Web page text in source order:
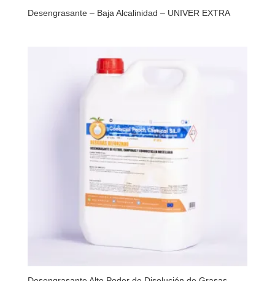
Desengrasante – Baja Alcalinidad – UNIVER EXTRA